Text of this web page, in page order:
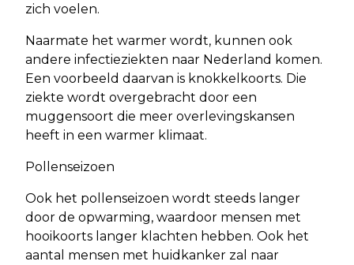
zich voelen.
Naarmate het warmer wordt, kunnen ook
andere infectieziekten naar Nederland komen.
Een voorbeeld daarvan is knokkelkoorts. Die
ziekte wordt overgebracht door een
muggensoort die meer overlevingskansen
heeft in een warmer klimaat.
Pollenseizoen
Ook het pollenseizoen wordt steeds langer
door de opwarming, waardoor mensen met
hooikoorts langer klachten hebben. Ook het
aantal mensen met huidkanker zal naar